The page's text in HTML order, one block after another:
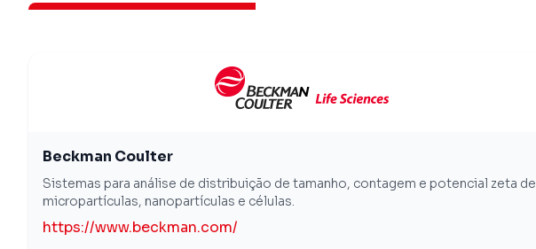
Beckman Coulter
Sistemas para análise de distribuição de tamanho, contagem e potencial zeta de
micropartículas, nanopartículas e células.
https://www.beckman.com/